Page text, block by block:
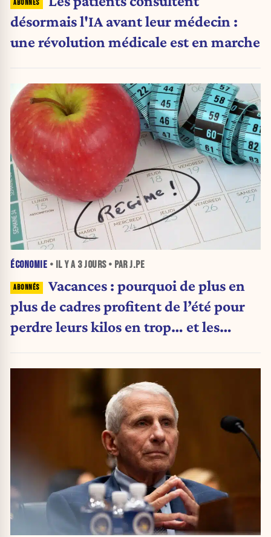
désormais l'IA avant leur médecin :
une révolution médicale est en marche
ÉCONOMIE • IL Y A 3 JOURS• PAR J.PE
Vacances : pourquoi de plus en
plus de cadres profitent de l’été pour
perdre leurs kilos en trop… et les
arriver